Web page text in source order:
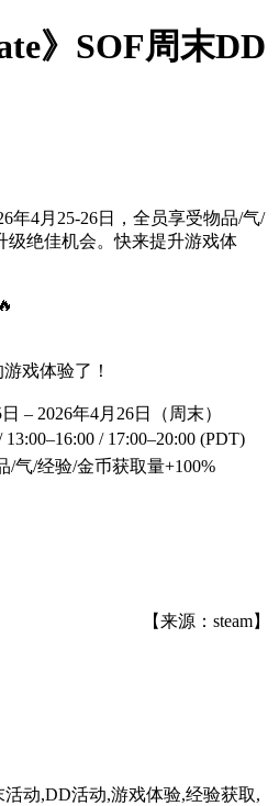
》SOF周末DD
年4月25-26日，全员享受物品/气/
级绝佳机会。快来提升游戏体
戏体验了！
– 2026年4月26日（周末）
/ 17:00–20:00 (PDT)
/气/经验/金币获取量+100%
【来源：steam】
活动,DD活动,游戏体验,经验获取,